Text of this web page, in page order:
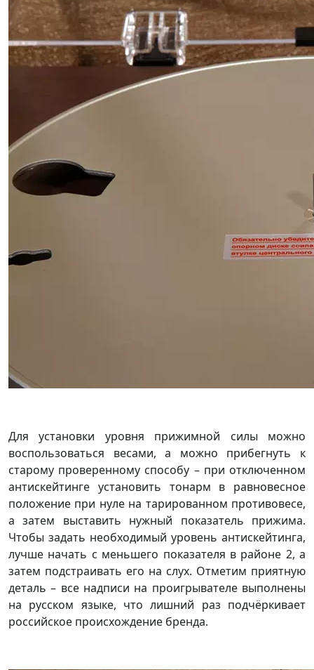
Для установки уровня прижимной силы можно
воспользоваться весами, а можно прибегнуть к
старому проверенному способу – при отключенном
антискейтинге установить тонарм в равновесное
положение при нуле на тарированном противовесе,
а затем выставить нужный показатель прижима.
Чтобы задать необходимый уровень антискейтинга,
лучше начать с меньшего показателя в районе 2, а
затем подстраивать его на слух. Отметим приятную
деталь – все надписи на проигрывателе выполнены
на русском языке, что лишний раз подчёркивает
российское происхождение бренда.